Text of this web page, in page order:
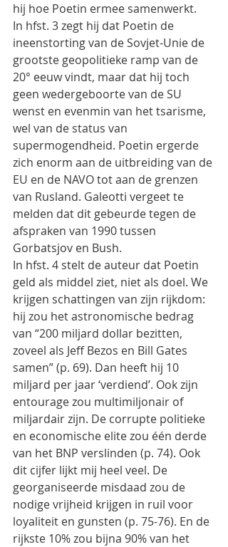
hij hoe Poetin ermee samenwerkt.
In hfst. 3 zegt hij dat Poetin de
ineenstorting van de Sovjet-Unie de
grootste geopolitieke ramp van de
20° eeuw vindt, maar dat hij toch
geen wedergeboorte van de SU
wenst en evenmin van het tsarisme,
wel van de status van
supermogendheid. Poetin ergerde
zich enorm aan de uitbreiding van de
EU en de NAVO tot aan de grenzen
van Rusland. Galeotti vergeet te
melden dat dit gebeurde tegen de
afspraken van 1990 tussen
Gorbatsjov en Bush.
In hfst. 4 stelt de auteur dat Poetin
geld als middel ziet, niet als doel. We
krijgen schattingen van zijn rijkdom:
hij zou het astronomische bedrag
van “200 miljard dollar bezitten,
zoveel als Jeff Bezos en Bill Gates
samen” (p. 69). Dan heeft hij 10
miljard per jaar ‘verdiend’. Ook zijn
entourage zou multimiljonair of
miljardair zijn. De corrupte politieke
en economische elite zou één derde
van het BNP verslinden (p. 74). Ook
dit cijfer lijkt mij heel veel. De
georganiseerde misdaad zou de
nodige vrijheid krijgen in ruil voor
loyaliteit en gunsten (p. 75-76). En de
rijkste 10% zou bijna 90% van het